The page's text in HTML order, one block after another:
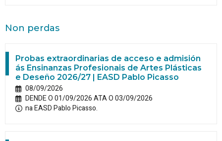
Non perdas
Probas extraordinarias de acceso e admisión
ás Ensinanzas Profesionais de Artes Plásticas
e Deseño 2026/27 | EASD Pablo Picasso
08/09/2026
DENDE O 01/09/2026 ATA O 03/09/2026
na EASD Pablo Picasso.